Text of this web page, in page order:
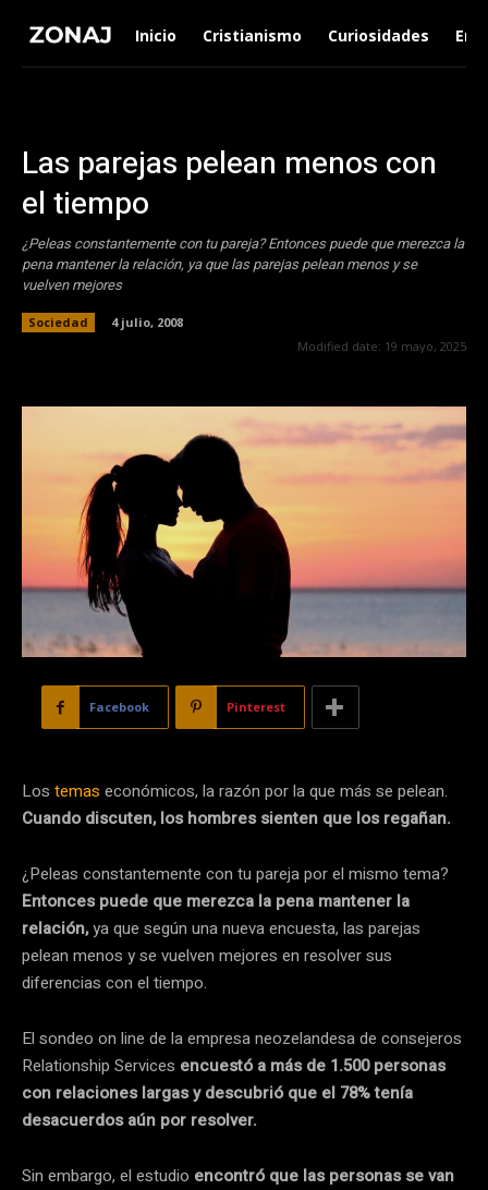
Inicio Cristianismo Curiosidades
Las parejas pelean menos con
el tiempo
¿Peleas constantemente con tu pareja? Entonces puede que merezca la
pena mantener la relación, ya que las parejas pelean menos y se
vuelven mejores
Sociedad
4 julio, 2008
Modified date: 19 mayo, 2025
Facebook Pinterest
Los temas económicos, la razón por la que más se pelean.
Cuando discuten, los hombres sienten que los regañan.
¿Peleas constantemente con tu pareja por el mismo tema?
Entonces puede que merezca la pena mantener la
relación,ya que según una nueva encuesta, las parejas
pelean menos y se vuelven mejores en resolver sus
diferencias con el tiempo.
El sondeo on line de la empresa neozelandesa de consejeros
Relationship Services encuestó a más de 1.500 personas
con relaciones largas y descubrió que el 78% tenía
desacuerdos aún por resolver.
Sin embargo, el estudio encontró que las personas se van